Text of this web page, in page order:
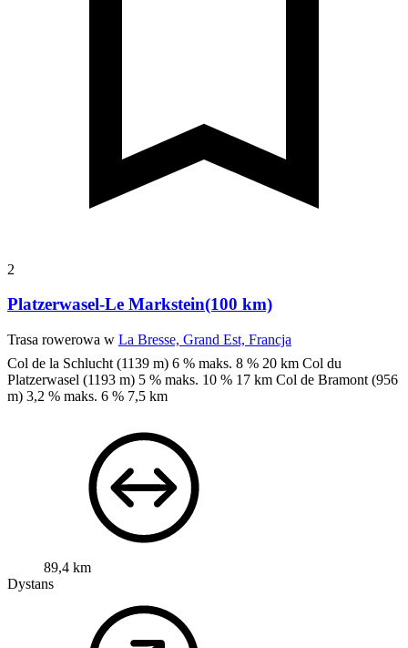
2
Platzerwasel-Le Markstein(100 km)
Trasa rowerowa w La Bresse, Grand Est, Francja
Col de la Schlucht (1139 m) 6 % maks. 8 % 20 km Col du
Platzerwasel (1193 m) 5 % maks. 10 % 17 km Col de Bramont (956
m) 3,2 % maks. 6 % 7,5 km
89,4 km
Dystans